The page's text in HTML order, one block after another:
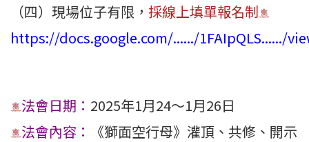
（四）現場位子有限， 採線上填單報名制
https://docs.google.com/....../1FAIpQLS....../
法會日期： 2025年1月24～1月26日
法會內容：
《獅面空行母》灌頂、共修、開示